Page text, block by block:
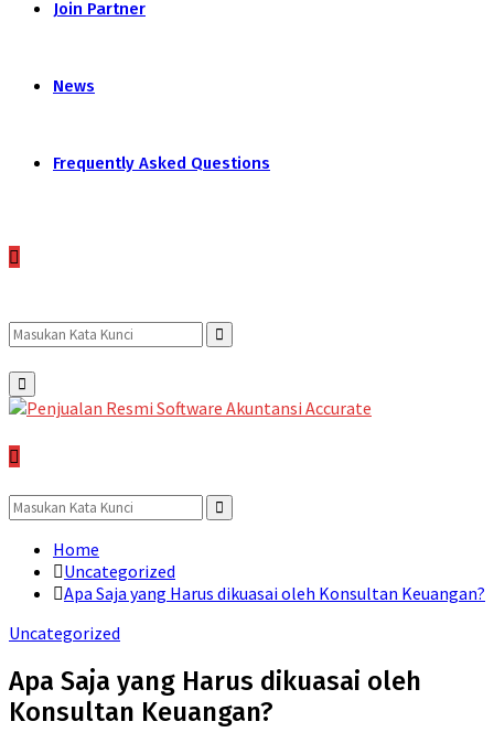
Join Partner
News
Frequently Asked Questions
Search
for:
Search
Primary
Menu
Search
for:
Search
Home
Uncategorized
Apa Saja yang Harus dikuasai oleh Konsultan Keuangan?
Uncategorized
Apa Saja yang Harus dikuasai oleh
Konsultan Keuangan?